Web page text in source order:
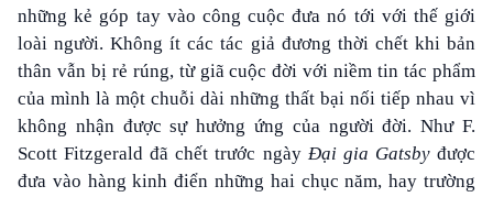
những kẻ góp tay vào công cuộc đưa nó tới với thế giới
loài người. Không ít các tác giả đương thời chết khi bản
thân vẫn bị rẻ rúng, từ giã cuộc đời với niềm tin tác phẩm
của mình là một chuỗi dài những thất bại nối tiếp nhau vì
không nhận được sự hưởng ứng của người đời. Như F.
Scott Fitzgerald đã chết trước ngày Đại gia Gatsbyđược
đưa vào hàng kinh điển những hai chục năm, hay trường